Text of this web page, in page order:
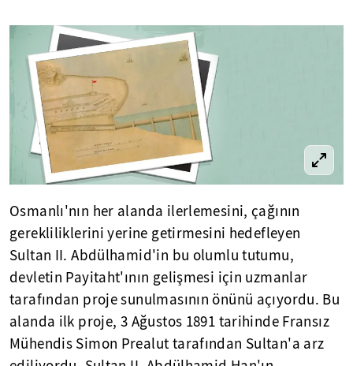
Osmanlı'nın her alanda ilerlemesini, çağının
gerekliliklerini yerine getirmesini hedefleyen
Sultan II. Abdülhamid'in bu olumlu tutumu,
devletin Payitaht'ının gelişmesi için uzmanlar
tarafından proje sunulmasının önünü açıyordu. Bu
alanda ilk proje, 3 Ağustos 1891 tarihinde Fransız
Mühendis Simon Prealut tarafından Sultan'a arz